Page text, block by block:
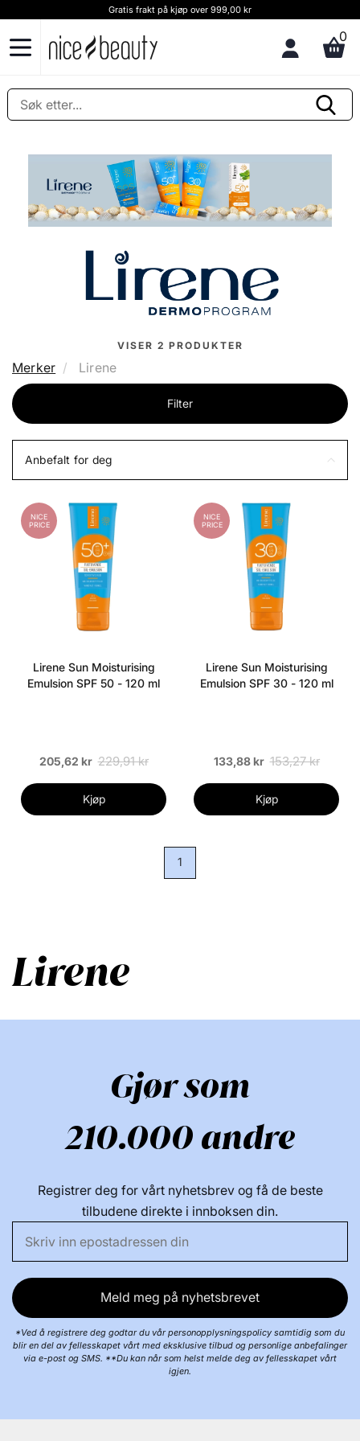
Gratis frakt på kjøp over 999,00 kr
0
VISER 2 PRODUKTER
Merker Lirene
Filter
Anbefalt for deg
NICE
PRICE
Lirene Sun Moisturising
Emulsion SPF 50 - 120 ml
205,62 kr 229,91 kr
Kjøp
NICE
PRICE
Lirene Sun Moisturising
Emulsion SPF 30 - 120 ml
133,88 kr 153,27 kr
Kjøp
1
Lirene
Gjør som
210.000 andre
Registrer deg for vårt nyhetsbrev og få de beste
tilbudene direkte i innboksen din.
Meld meg på nyhetsbrevet
*Ved å registrere deg godtar du vår personopplysningspolicy samtidig som du
blir en del av fellesskapet vårt med eksklusive tilbud og personlige anbefalinger
via e-post og SMS. **Du kan når som helst melde deg av fellesskapet vårt
igjen.